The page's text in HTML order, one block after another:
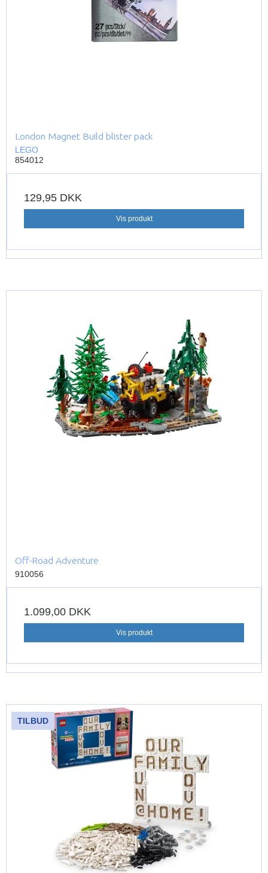
London Magnet Build blister pack
LEGO
854012
129,95 DKK
Vis produkt
Off-Road Adventure
910056
1.099,00 DKK
Vis produkt
TILBUD